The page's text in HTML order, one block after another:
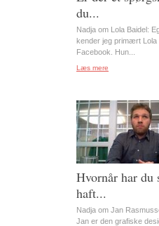
du...
Nadja om Lola Baidel:
kender jeg primært Lola
Facebook. Hun...
Læs mere
Hvornår har du
haft...
Nadja om Jan
Jan er den grafiske